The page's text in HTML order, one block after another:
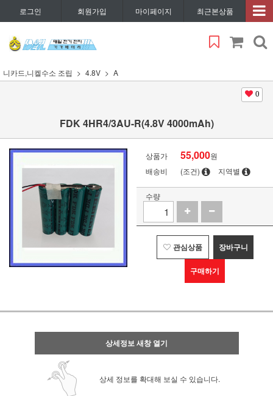
로그인 회원가입 마이페이지 최근본상품
니카드,니켈수소 조립 4.8V A
0
FDK 4HR4/3AU-R(4.8V 4000mAh)
상품가 55,000원
배송비
(조건) 지역별
수량
관심상품 장바구니
구매하기
상세정보 새창 열기
상세 정보를 확대해 보실 수 있습니다.